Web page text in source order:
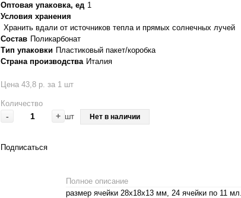
Оптовая упаковка, ед 1
Условия хранения
Хранить вдали от источников тепла и прямых солнечных лучей
Состав Поликарбонат
Тип упаковки Пластиковый пакет/коробка
Страна производства Италия
Цена 43,8 р. за 1 шт
Количество
- + шт Нет в наличии
Подписаться
Полное описание
размер ячейки 28x18x13 мм, 24 ячейки по 11 мл.